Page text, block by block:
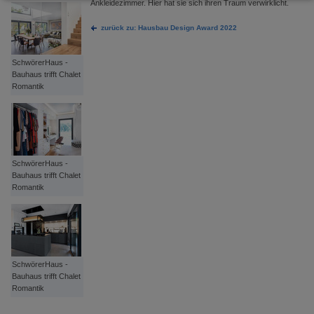
SchwörerHaus -
Bauhaus trifft Chalet
Romantik
SchwörerHaus -
Bauhaus trifft Chalet
Romantik
SchwörerHaus -
Bauhaus trifft Chalet
Romantik
Ankleidezimmer. Hier hat sie sich ihren Traum verwirklicht.
zurück zu: Hausbau Design Award 2022